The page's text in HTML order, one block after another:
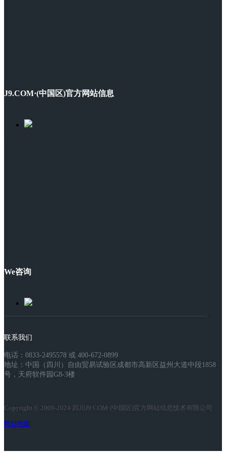
J9.COM·(中国区)官方网站信息
We咨询
联系我们
电话：0833-2495578 或 400-672-0899
地址：中国（四川）自由贸易试验区成都市高新区益州大道中段1858
号，天府软件园G8-3楼
Copyright © 2009-2024 四川J9.COM·(中国区)官方网站信息技术有限公司
网站地图